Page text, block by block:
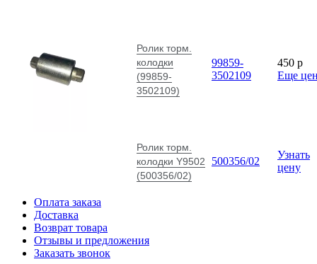
Ролик торм.
колодки
(99859-
3502109)
99859-
3502109
450 p
Еще
Ролик торм.
колодки Y9502
(500356/02)
500356/02
Узнать
цену
Оплата заказа
Доставка
Возврат товара
Отзывы и предложения
Заказать звонок